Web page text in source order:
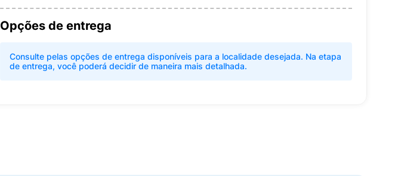
Opções de entrega
Consulte pelas opções de entrega disponíveis para a localidade desejada. Na etapa
de entrega, você poderá decidir de maneira mais detalhada.